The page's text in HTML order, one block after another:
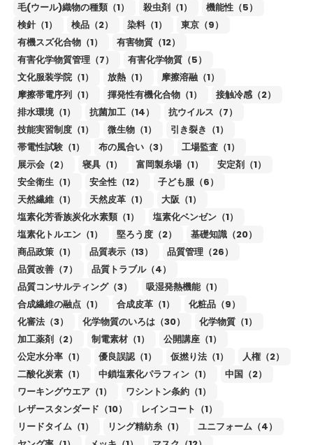
毛(ウール)織物の種類（1）
殺虫剤（1）
機能性（5）
検針（1）
検品（2） 染料（1）
東京（9）
有機スズ化合物（1）
有害物質（12）
有害化学物質管理（7）
有害化学物質（5）
文化服装学院（1）
放熱（1）
摩擦溶融（1）
摩擦帯電序列（1）
揮発性有機化合物（1）
接触冷感（2）
排水環境（1）
抗菌加工（14）
抗ウイルス（7）
技能実習制度（1）
微生物（1）
引き裂き（1）
帯電性試験（1）
布の風合い（3）
工場監査（1）
展示会（2）
寝具（1） 富岡製糸場（1）
安定剤（1）
安全衛生（1）
安全性（12）
子ども服（6）
天然繊維（1）
天然皮革（1）
大阪（1）
塩素化芳香族炭化水素類（1）
塩素化ベンゼン（1）
塩素化トルエン（1）
堅ろう度（2）
基礎知識（20）
商品政策（1）
品質表示（13）
品質管理（26）
品質改善（7）
品質トラブル（4）
品質コンサルティング（3）
吸湿発熱機能（1）
合成繊維の融点（1）
合成皮革（1）
化粧品（9）
化審法（3）
化学物質のいろは（30）
化学物質（1）
加工薬剤（2）
制電素材（1）
公開講座（1）
公定水分率（1）
優良誤認（1） 仮撚り法（1）
人権（2）
二酸化炭素（1）
中鎖塩素化パラフィン（1）
中国（2）
ワーキングウエア（1）
ワシントン条約（1）
レザースタンダード（10）
レインコート（1）
リードタイム（1）
リング精紡糸（1）
ユニフォーム（4）